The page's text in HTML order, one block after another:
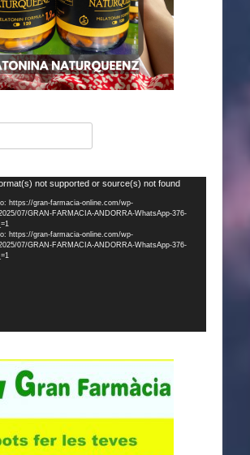
not supported or source(s) not found
https://gran-farmacia-online.com/wp-
07/GRAN-FARMACIA-ANDORRA-WhatsApp-376-
https://gran-farmacia-online.com/wp-
07/GRAN-FARMACIA-ANDORRA-WhatsApp-376-